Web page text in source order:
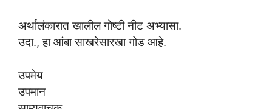
अर्थालंकारात खालील गोष्टी नीट अभ्यासा.
उदा., हा आंबा साखरेसारखा गोड आहे.
उपमेय
उपमान